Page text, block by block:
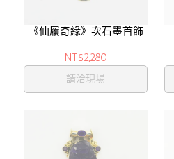
《仙履奇緣》次石墨首飾
NT$2,280
請洽現場